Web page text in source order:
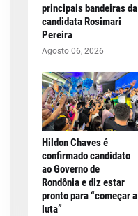
principais bandeiras da
candidata Rosimari
Pereira
Agosto 06, 2026
Hildon Chaves é
confirmado candidato
ao Governo de
Rondônia e diz estar
pronto para “começar a
luta”